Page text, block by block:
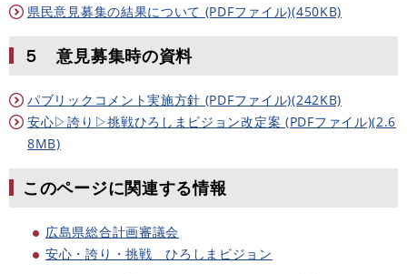
県民意見募集の結果について (PDFファイル)(450KB)
５ 意見募集時の資料
パブリックコメント実施方針 (PDFファイル)(242KB)
安心▷誇り▷挑戦ひろしまビジョン改定案 (PDFファイル)(2.6
8MB)
このページに関連する情報
広島県総合計画審議会
安心・誇り・挑戦 ひろしまビジョン